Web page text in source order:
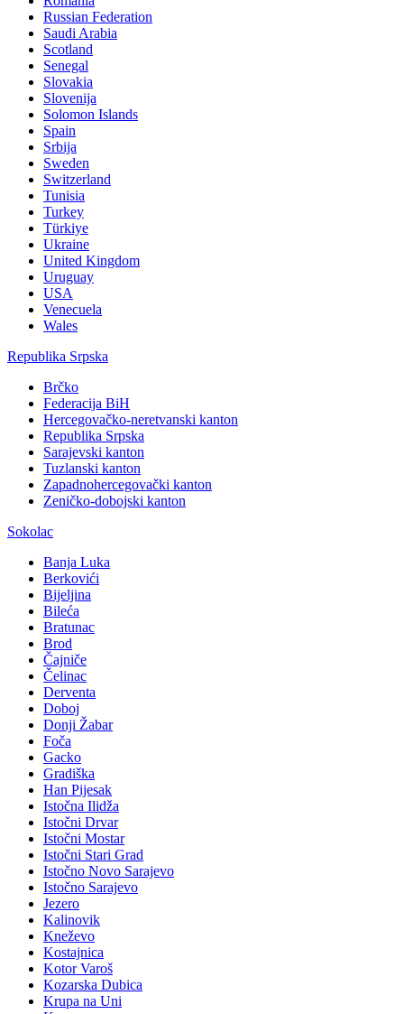
Russian Federation
Saudi Arabia
Scotland
Senegal
Slovakia
Slovenija
Solomon Islands
Spain
Srbija
Sweden
Switzerland
Tunisia
Turkey
Türkiye
Ukraine
United Kingdom
Uruguay
USA
Venecuela
Wales
Republika Srpska
Brčko
Federacija BiH
Hercegovačko-neretvanski kanton
Republika Srpska
Sarajevski kanton
Tuzlanski kanton
Zapadnohercegovački kanton
Zeničko-dobojski kanton
Sokolac
Banja Luka
Berkovići
Bijeljina
Bileća
Bratunac
Brod
Čajniče
Čelinac
Derventa
Doboj
Donji Žabar
Foča
Gacko
Gradiška
Han Pijesak
Istočna Ilidža
Istočni Drvar
Istočni Mostar
Istočni Stari Grad
Istočno Novo Sarajevo
Istočno Sarajevo
Jezero
Kalinovik
Kneževo
Kostajnica
Kotor Varoš
Kozarska Dubica
Krupa na Uni